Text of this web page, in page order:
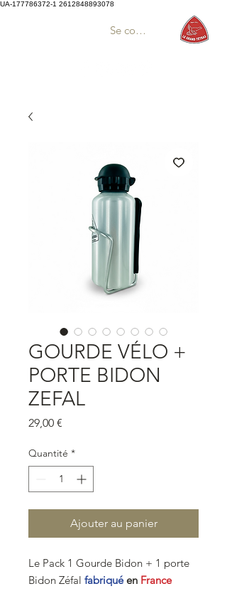
UA-177786372-1 2612848893078
Se connecter
GOURDE VÉLO +
PORTE BIDON
ZEFAL
29,00 €
Quantité *
Ajouter au panier
Le Pack 1 Gourde Bidon + 1 porte
Bidon Zéfal fabriquéen France